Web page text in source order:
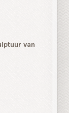
van